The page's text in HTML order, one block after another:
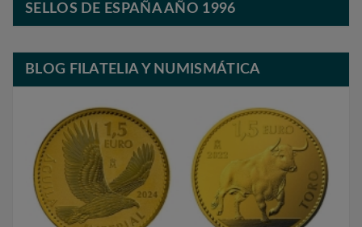
SELLOS DE ESPAÑA AÑO 1996
BLOG FILATELIA Y NUMISMÁTICA